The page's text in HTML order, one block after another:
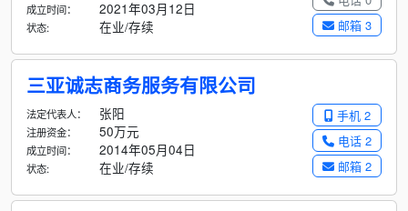
邮箱 3
成立时间： 2021年03月12日
状态: 在业/存续
三亚诚志商务服务有限公司
手机 2
电话 2
邮箱 2
法定代表人： 张阳
注册资金： 50万元
成立时间： 2014年05月04日
状态: 在业/存续